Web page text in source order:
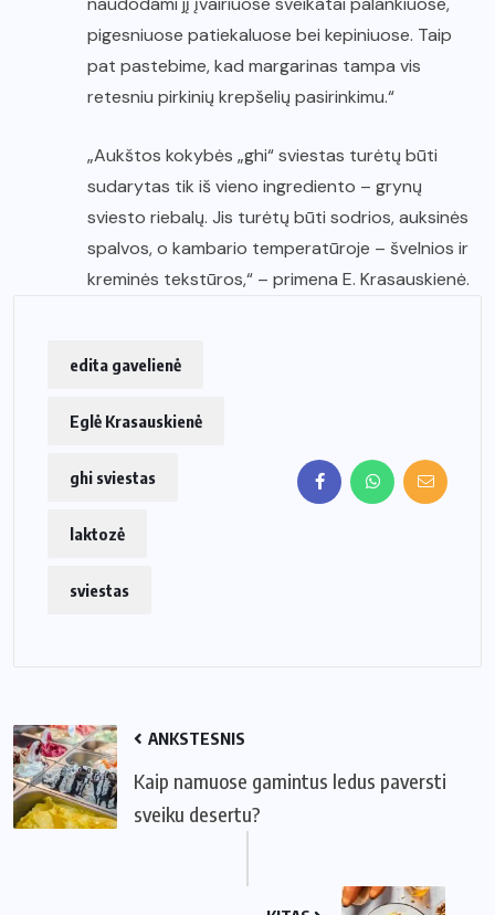
pigesniuose patiekaluose bei kepiniuose. Taip
pat pastebime, kad margarinas tampa vis
retesniu pirkinių krepšelių pasirinkimu.“
„Aukštos kokybės „ghi“ sviestas turėtų būti
sudarytas tik iš vieno ingrediento – grynų
sviesto riebalų. Jis turėtų būti sodrios, auksinės
spalvos, o kambario temperatūroje – švelnios ir
kreminės tekstūros,“ – primena E. Krasauskienė.
edita gavelienė
Eglė Krasauskienė
ghi sviestas
laktozė
sviestas
ANKSTESNIS
Kaip namuose gamintus ledus paversti
sveiku desertu?